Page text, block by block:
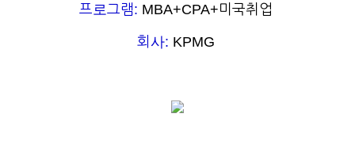
프로그램: MBA+CPA+미국취업
회사: KPMG